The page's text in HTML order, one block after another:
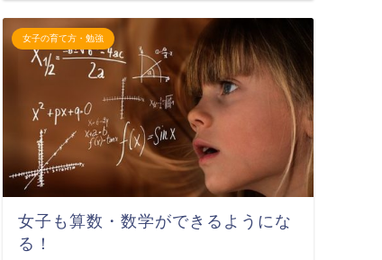
女子の育て方・勉強
女子も算数・数学ができるようにな
る！